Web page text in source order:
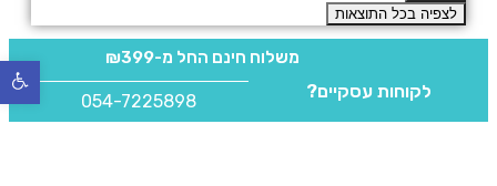
לצפיה בכל התוצאות
משלוח חינם החל מ-₪399
לקוחות עסקיים? 054-7225898
פתח